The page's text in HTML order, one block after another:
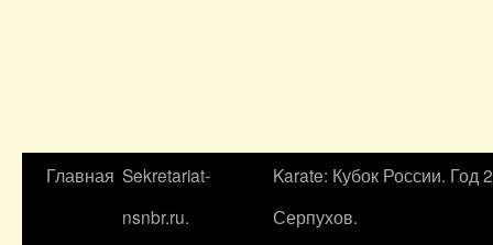
Главная Sekretariat-
nsnbr.ru.
Karate: Кубок России. Год
Серпухов.